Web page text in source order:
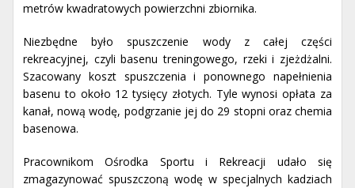
metrów kwadratowych powierzchni zbiornika.
Niezbędne było spuszczenie wody z całej części
rekreacyjnej, czyli basenu treningowego, rzeki i zjeżdżalni.
Szacowany koszt spuszczenia i ponownego napełnienia
basenu to około 12 tysięcy złotych. Tyle wynosi opłata za
kanał, nową wodę, podgrzanie jej do 29 stopni oraz chemia
basenowa.
Pracownikom Ośrodka Sportu i Rekreacji udało się
zmagazynować spuszczoną wodę w specjalnych kadziach